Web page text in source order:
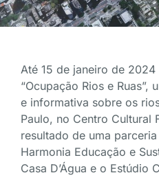
Até 15 de janeiro de
“Ocupação Rios e Ruas”,
e informativa sobre os
Paulo, no Centro Cultural
resultado de uma
Harmonia Educação e
Casa D’Água e o Estúdio